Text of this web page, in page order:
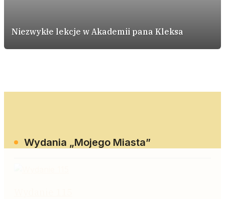
Niezwykłe lekcje w Akademii pana Kleksa
Wydania „Mojego Miasta”